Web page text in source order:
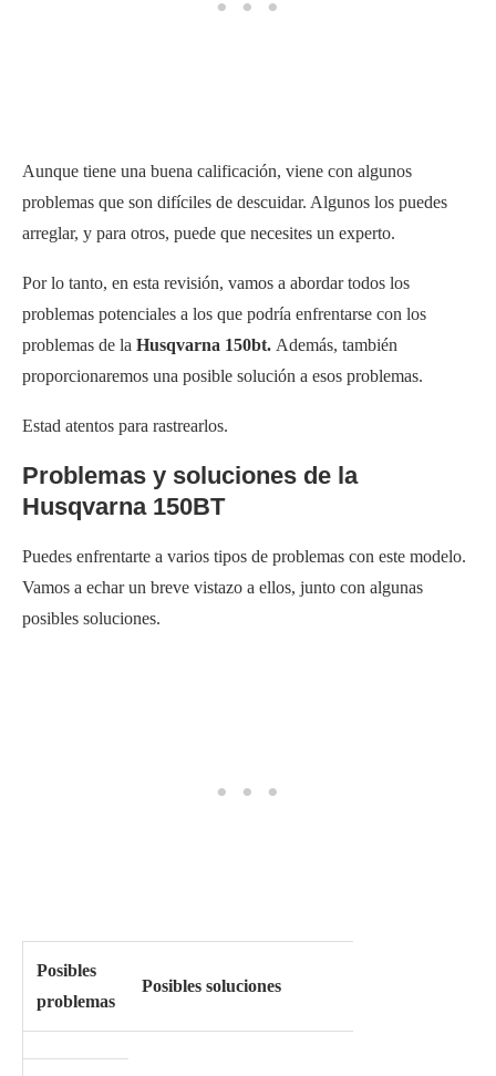
Aunque tiene una buena calificación, viene con algunos
problemas que son difíciles de descuidar. Algunos los puedes
arreglar, y para otros, puede que necesites un experto.
Por lo tanto, en esta revisión, vamos a abordar todos los
problemas potenciales a los que podría enfrentarse con los
problemas de la Husqvarna 150bt. Además, también
proporcionaremos una posible solución a esos problemas.
Estad atentos para rastrearlos.
Problemas y soluciones de la
Husqvarna 150BT
Puedes enfrentarte a varios tipos de problemas con este modelo.
Vamos a echar un breve vistazo a ellos, junto con algunas
posibles soluciones.
Posibles
problemas
Posibles soluciones